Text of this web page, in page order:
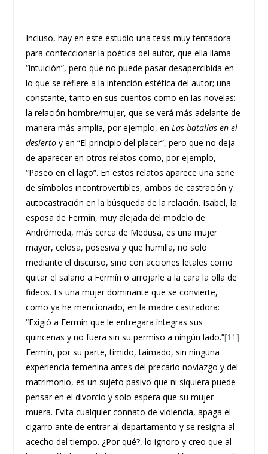
Incluso, hay en este estudio una tesis muy tentadora
para confeccionar la poética del autor, que ella llama
“intuición”, pero que no puede pasar desapercibida en
lo que se refiere a la intención estética del autor; una
constante, tanto en sus cuentos como en las novelas:
la relación hombre/mujer, que se verá más adelante de
manera más amplia, por ejemplo, en Las batallas en el
desiertoy en “El principio del placer”, pero que no deja
de aparecer en otros relatos como, por ejemplo,
“Paseo en el lago”. En estos relatos aparece una serie
de símbolos incontrovertibles, ambos de castración y
autocastración en la búsqueda de la relación. Isabel, la
esposa de Fermín, muy alejada del modelo de
Andrómeda, más cerca de Medusa, es una mujer
mayor, celosa, posesiva y que humilla, no solo
mediante el discurso, sino con acciones letales como
quitar el salario a Fermín o arrojarle a la cara la olla de
fideos. Es una mujer dominante que se convierte,
como ya he mencionado, en la madre castradora:
“Exigió a Fermín que le entregara íntegras sus
quincenas y no fuera sin su permiso a ningún lado.”[11].
Fermín, por su parte, tímido, taimado, sin ninguna
experiencia femenina antes del precario noviazgo y del
matrimonio, es un sujeto pasivo que ni siquiera puede
pensar en el divorcio y solo espera que su mujer
muera. Evita cualquier connato de violencia, apaga el
cigarro ante de entrar al departamento y se resigna al
acecho del tiempo. ¿Por qué?, lo ignoro y creo que al